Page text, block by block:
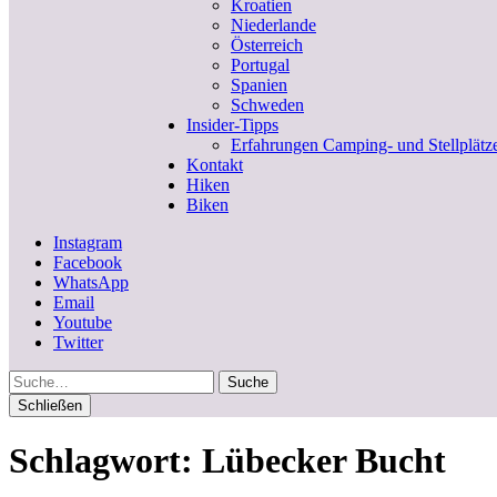
Kroatien
Niederlande
Österreich
Portugal
Spanien
Schweden
Insider-Tipps
Erfahrungen Camping- und
Kontakt
Hiken
Biken
Instagram
Facebook
WhatsApp
Email
Youtube
Twitter
Suche
Schließen
Schlagwort: Lübecker Bucht